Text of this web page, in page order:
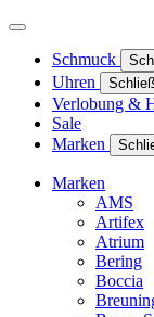
Schmuck
Uhren
Verlobung &
Sale
Marken
Marken
AMS
Artifex
Atrium
Bering
Boccia